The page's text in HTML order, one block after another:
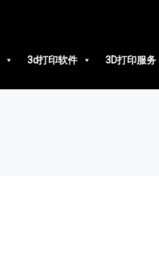
3d打印软件 3D打印服务